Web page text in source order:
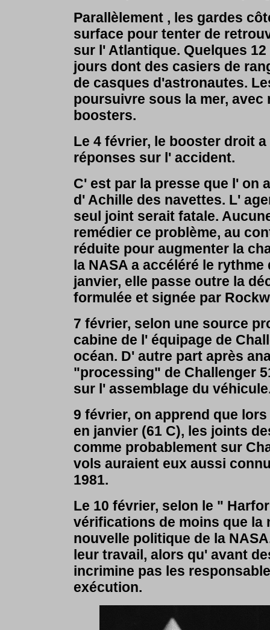
Parallèlement , les gardes
surface pour tenter de
sur l' Atlantique. Quelques
jours dont des casiers de
de casques d'astronautes.
poursuivre sous la mer,
boosters.
Le 4 février, le booster droit
réponses sur l' accident.
C' est par la presse que l' on
d' Achille des navettes. L'
seul joint serait fatale.
remédier ce problème, au
réduite pour augmenter la
la NASA a accéléré le
janvier, elle passe outre la
formulée et signée par
7 février, selon une source
cabine de l' équipage de
océan. D' autre part après
"processing" de Challenger
sur l' assemblage du
9 février, on apprend que
en janvier (61 C), les joints
comme probablement sur
vols auraient eux aussi
1981.
Le 10 février, selon le "
vérifications de moins que la
nouvelle politique de la
leur travail, alors qu' avant
incrimine pas les
exécution.